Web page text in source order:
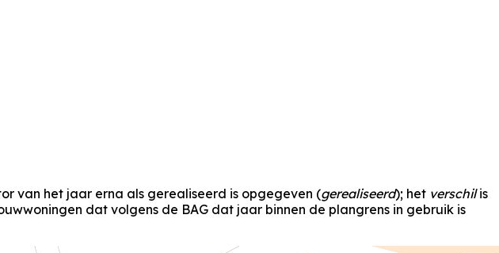
van het jaar erna als gerealiseerd is opgegeven (gerealiseerd); het verschilis
dat volgens de BAG dat jaar binnen de plangrens in gebruik is